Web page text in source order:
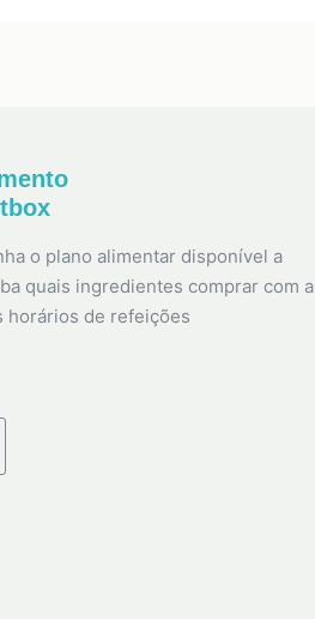
o plano alimentar disponível a
quais ingredientes comprar com a
horários de refeições